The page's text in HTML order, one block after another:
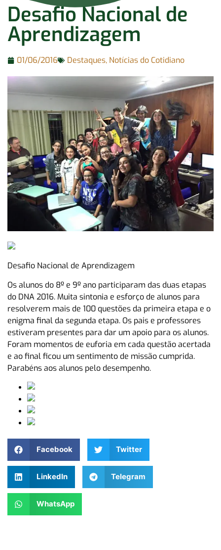
Desafio Nacional de
Aprendizagem
01/06/2016 Destaques, Notícias do Cotidiano
Desafio Nacional de Aprendizagem
Os alunos do 8º e 9º ano participaram das duas etapas
do DNA 2016. Muita sintonia e esforço de alunos para
resolverem mais de 100 questões da primeira etapa e o
enigma final da segunda etapa. Os pais e professores
estiveram presentes para dar um apoio para os alunos.
Foram momentos de euforia em cada questão acertada
e ao final ficou um sentimento de missão cumprida.
Parabéns aos alunos pelo desempenho.
Facebook Twitter
LinkedIn Telegram
WhatsApp